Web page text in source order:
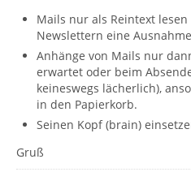
Mails nur als Reintext
Newslettern eine
Anhänge von Mails nur
erwartet oder beim
keineswegs lächerlich),
in den Papierkorb.
Seinen Kopf (brain)
Gruß